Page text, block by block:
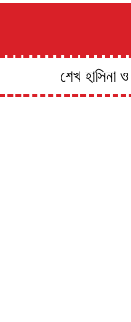
শেখ হাসিনা ও